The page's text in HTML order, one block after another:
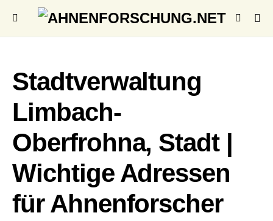
Stadtverwaltung
Limbach-
Oberfrohna, Stadt |
Wichtige Adressen
für Ahnenforscher